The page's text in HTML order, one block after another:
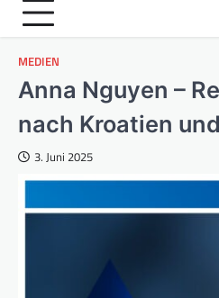
MEDIEN
Anna Nguyen –
nach Kroatien
3. Juni 2025